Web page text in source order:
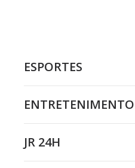
ESPORTES
ENTRETENIMENTO
JR 24H